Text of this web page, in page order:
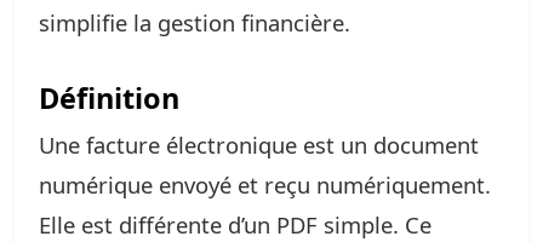
simplifie la gestion financière.
Définition
Une facture électronique est un document
numérique envoyé et reçu numériquement.
Elle est différente d’un PDF simple. Ce